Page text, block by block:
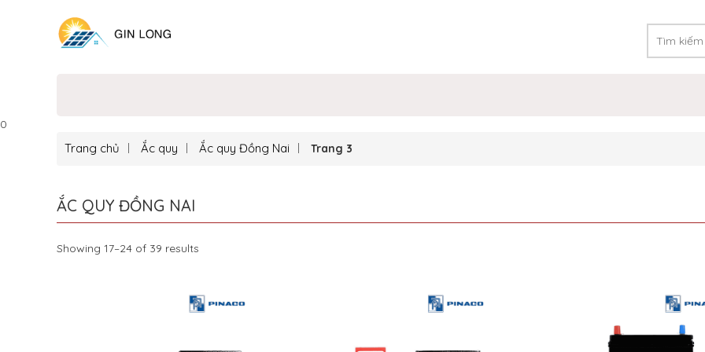
0
Trang chủ Ắc quy Ắc quy Đồng Nai Trang 3
ẮC QUY ĐỒNG NAI
Showing 17–24 of 39 results